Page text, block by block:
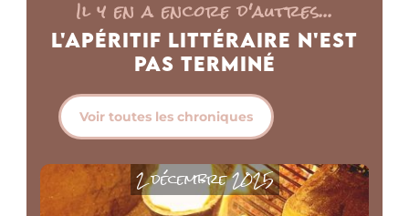
Il y en a encore d'autres...
L'Apéritif Littéraire n'est
pas Terminé
Voir toutes les chroniques
2 décembre 2025